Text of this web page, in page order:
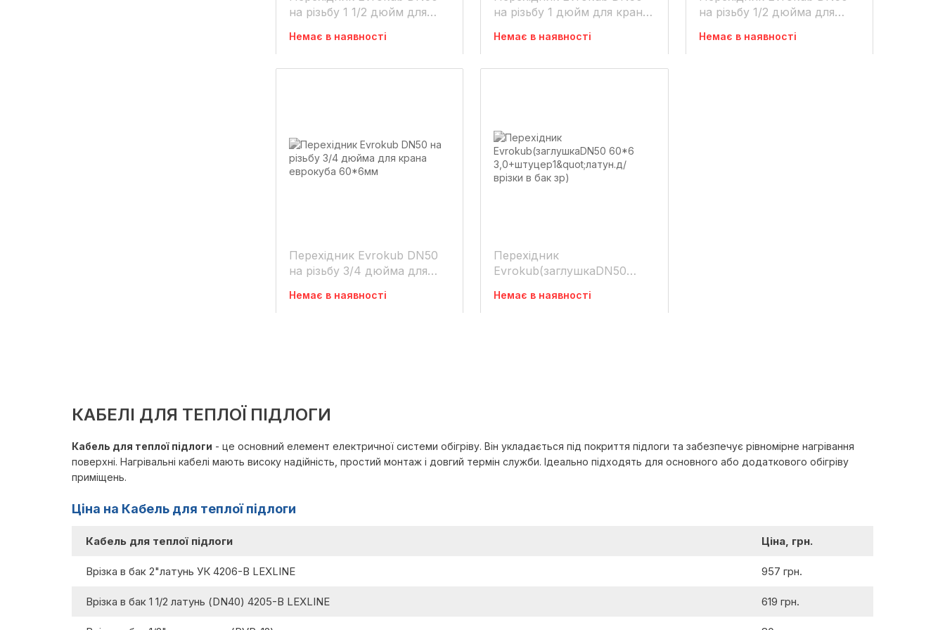
на різьбу 1 1/2 дюйм для
Немає в наявності
на різьбу 1 дюйм для крана
Немає в наявності
на різьбу 1/2 дюйма для
Немає в наявності
Перехідник Evrokub DN50
на різьбу 3/4 дюйма для
Немає в наявності
Перехідник
Evrokub(заглушкаDN50
врізки в бак зр)
Немає в наявності
КАБЕЛІ ДЛЯ ТЕПЛОЇ ПІДЛОГИ
Кабель для теплої підлоги - це основний елемент електричної системи обігріву. Він укладається під покриття підлоги та забезпечує рівномірне нагрівання
поверхні. Нагрівальні кабелі мають високу надійність, простий монтаж і довгий термін служби. Ідеально підходять для основного або додаткового обігріву
приміщень.
Ціна на Кабель для теплої підлоги
Кабель для теплої підлоги Ціна, грн.
Врізка в бак 2"латунь УК 4206-В LEXLINE 957 грн.
Врізка в бак 1 1/2 латунь (DN40) 4205-В LEXLINE 619 грн.